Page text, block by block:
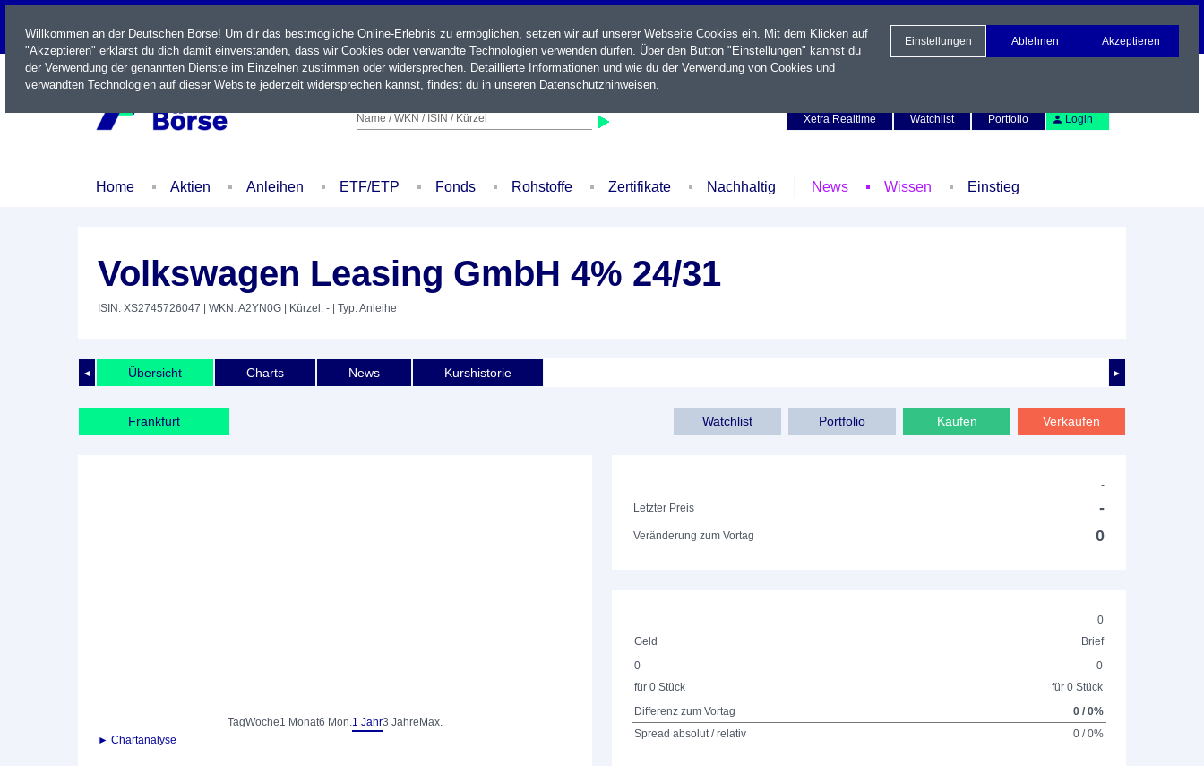
LIVE
Name / WKN / ISIN / Kürzel
Xetra Realtime
Watchlist Portfolio Login
Home Aktien Anleihen ETF/ETP Fonds Rohstoffe Zertifikate Nachhaltig News Wissen Einstieg
Volkswagen Leasing GmbH 4% 24/31
ISIN: XS2745726047 | WKN: A2YN0G | Kürzel: - | Typ: Anleihe
◄ ►
Übersicht Charts News Kurshistorie
Frankfurt Verkaufen
Kaufen
Portfolio
Watchlist
TagWoche1 Monat6 Mon.1 Jahr3 Jahre Max.
► Chartanalyse
-
Letzter Preis
-
Veränderung zum Vortag 0
0
Geld
Brief
0
für 0 Stück
0
für 0 Stück
Differenz zum Vortag
0 / 0%
Spread absolut / relativ
0 / 0%
Willkommen an der Deutschen Börse! Um dir das bestmögliche Online-Erlebnis zu ermöglichen, setzen wir auf unserer Webseite Cookies ein. Mit dem Klicken auf
"Akzeptieren" erklärst du dich damit einverstanden, dass wir Cookies oder verwandte Technologien verwenden dürfen. Über den Button "Einstellungen" kannst du
der Verwendung der genannten Dienste im Einzelnen zustimmen oder widersprechen. Detaillierte Informationen und wie du der Verwendung von Cookies und
verwandten Technologien auf dieser Website jederzeit widersprechen kannst, findest du in unseren Datenschutzhinweisen.
Einstellungen Ablehnen Akzeptieren